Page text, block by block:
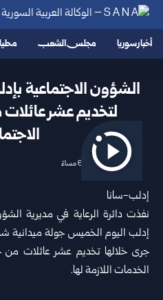
أخبار سوريا مجلس الشعب
الشؤون الاجتماعية
لتخديم عشر عائلات
2026/06/25 6:16 مساءً
إدلب-سانا
نفذت دائرة الرعاية في مديرية
إدلب اليوم الخميس جولة
جرى خلالها تخديم عشر عائلات من
الخدمات اللازمة لها.